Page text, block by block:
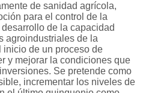
de sanidad agrícola,
para el control de la
de la capacidad
agroindustriales de la
de un proceso de
y mejorar la condiciones que
Se pretende como
incrementar los niveles de